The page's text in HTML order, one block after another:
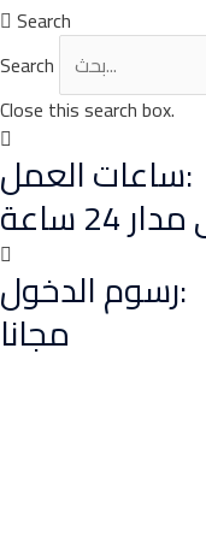
Search
Search
Close this search box.
ساعات العمل:
ساعة
رسوم الدخول:
مجانا